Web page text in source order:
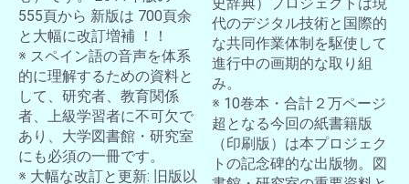
555頁から 新版は 700頁余
と大幅に改訂増補 ！！
※ スペイン語の音声を体系
的に理解するための資料と
して、研究者、教育関係
者、上級学習者に不可欠で
あり、大学図書館・研究室
にも必須の一冊です。
※ 大幅な改訂と更新: 旧版以
代のデジタル技術と国際的
な共同作業体制を駆使して
進行中の画期的な取り組
み。
※ 10巻本・合計２万ページ
超となる今回の紙書籍版
（印刷版）は本プロジェク
トの記念碑的な出版物。図